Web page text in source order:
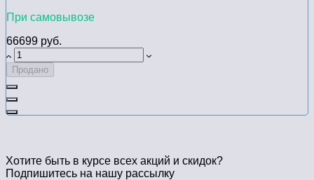
При самовывозе
66699 руб.
Продано
Хотите быть в курсе всех акций и скидок?
Подпишитесь на нашу рассылку